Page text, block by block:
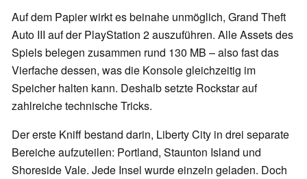
Auf dem Papier wirkt es beinahe unmöglich, Grand Theft
Auto III auf der PlayStation 2 auszuführen. Alle Assets des
Spiels belegen zusammen rund 130 MB – also fast das
Vierfache dessen, was die Konsole gleichzeitig im
Speicher halten kann. Deshalb setzte Rockstar auf
zahlreiche technische Tricks.
Der erste Kniff bestand darin, Liberty City in drei separate
Bereiche aufzuteilen: Portland, Staunton Island und
Shoreside Vale. Jede Insel wurde einzeln geladen. Doch